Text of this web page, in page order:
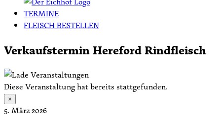
TERMINE
FLEISCH BESTELLEN
Verkaufstermin Hereford Rindfleisch
Diese Veranstaltung hat bereits stattgefunden.
×
5. März 2026